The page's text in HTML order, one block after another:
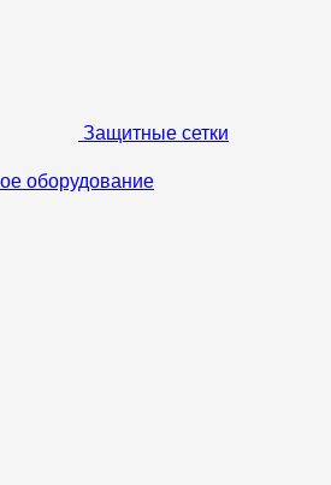
Защитные сетки
оборудование